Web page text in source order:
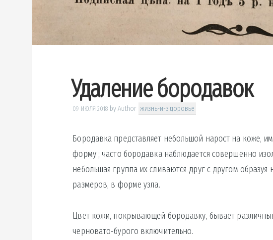
Удаление бородавок
09 ИЮЛЯ 2018 byAuthor жизнь-и-здоровье
Бородавка представляет небольшой нарост на коже,
форму ; часто бородавка наблюдается совершенно
небольшая группа их сливаются друг с другом образуя
размеров, в форме узла.
Цвет кожи, покрывающей бородавку, бывает
черновато-бурого включительно.